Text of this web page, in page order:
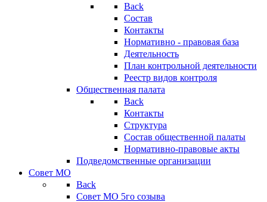
Back
Состав
Контакты
Нормативно - правовая база
Деятельность
План контрольной деятельности
Реестр видов контроля
Общественная палата
Back
Контакты
Структура
Состав общественной палаты
Нормативно-правовые акты
Подведомственные организации
Совет МО
Back
Совет МО 5го созыва